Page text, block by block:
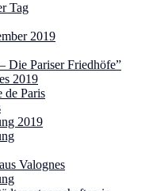
Tag
2019
Die Pariser Friedhöfe”
2019
de Paris
2019
Valognes